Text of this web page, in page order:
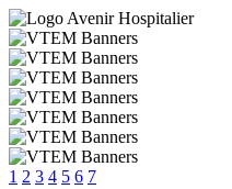
1 2 3 4 5 6 7